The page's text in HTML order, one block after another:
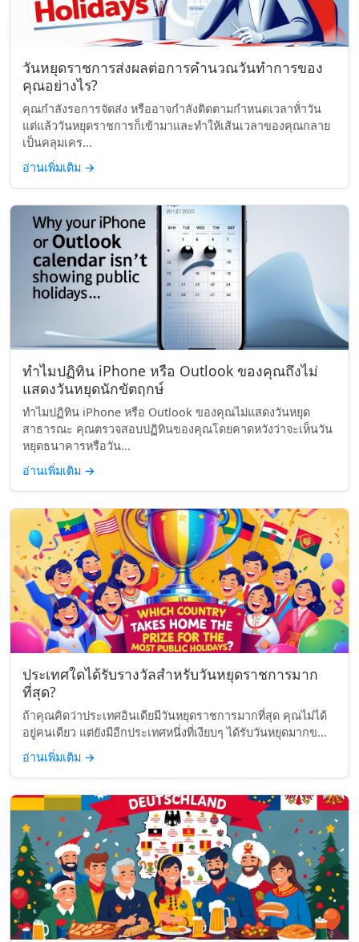
วันหยุดราชการส่งผลต่อการคำนวณวันทำการของ
คุณอย่างไร?
คุณกำลังรอการจัดส่ง หรืออาจกำลังติดตามกำหนดเวลาห้่าวัน
แต่แล้ววันหยุดราชการก็เข้ามาและทำให้เส้นเวลาของคุณกลาย
เป็นคลุมเคร...
อ่านเพิ่มเติม →
ทำไมปฏิทิน iPhone หรือ Outlook ของคุณถึงไม่
แสดงวันหยุดนักขัตฤกษ์
ทำไมปฏิทิน iPhone หรือ Outlook ของคุณไม่แสดงวันหยุด
สาธารณะ คุณตรวจสอบปฏิทินของคุณโดยคาดหวังว่าจะเห็นวัน
หยุดธนาคารหรือวัน...
อ่านเพิ่มเติม →
ประเทศใดได้รับรางวัลสำหรับวันหยุดราชการมาก
ที่สุด?
ถ้าคุณคิดว่าประเทศอินเดียมีวันหยุดราชการมากที่สุด คุณไม่ได้
อยู่คนเดียว แต่ยังมีอีกประเทศหนึ่งที่เงียบๆ ได้รับวันหยุดมากข...
อ่านเพิ่มเติม →